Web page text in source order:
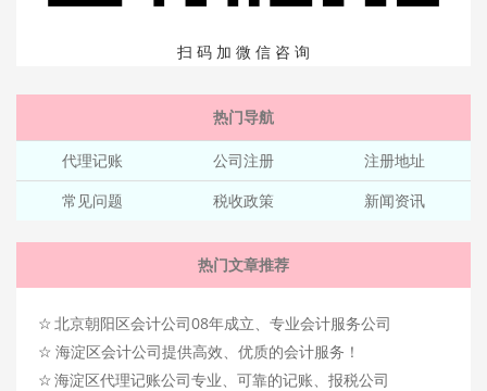
扫 码 加 微 信 咨 询
热门导航
代理记账 公司注册
注册地址
常见问题
税收政策 新闻资讯
热门文章推荐
☆ 北京朝阳区会计公司08年成立、专业会计服务公司
☆ 海淀区会计公司提供高效、优质的会计服务！
☆ 海淀区代理记账公司专业、可靠的记账、报税公司